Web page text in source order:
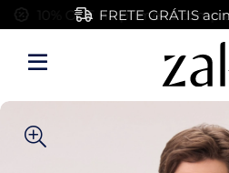
Entre com email
Criar nova
FRETE GRÁTIS